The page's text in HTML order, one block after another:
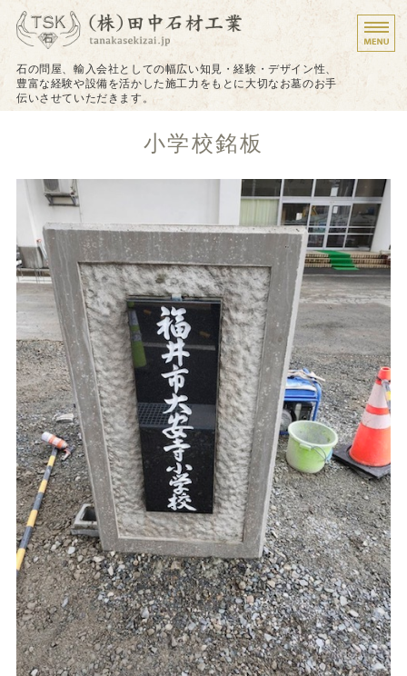
墓石のことなら株式
石の問屋、輸入会社としての幅広い知見・経験・デザイン性、
豊富な経験や設備を活かした施工力をもとに大切なお墓のお手
伝いさせていただきます。
施工実績
戒名（法名）の追加彫り
お問い合わせ
小学校銘板